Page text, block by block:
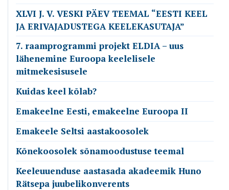
XLVI J. V. VESKI PÄEV TEEMAL “EESTI KEEL
JA ERIVAJADUSTEGA KEELEKASUTAJA”
7. raamprogrammi projekt ELDIA – uus
lähenemine Euroopa keelelisele
mitmekesisusele
Kuidas keel kõlab?
Emakeelne Eesti, emakeelne Euroopa II
Emakeele Seltsi aastakoosolek
Kõnekoosolek sõnamoodustuse teemal
Keeleuuenduse aastasada akadeemik Huno
Rätsepa juubelikonverents